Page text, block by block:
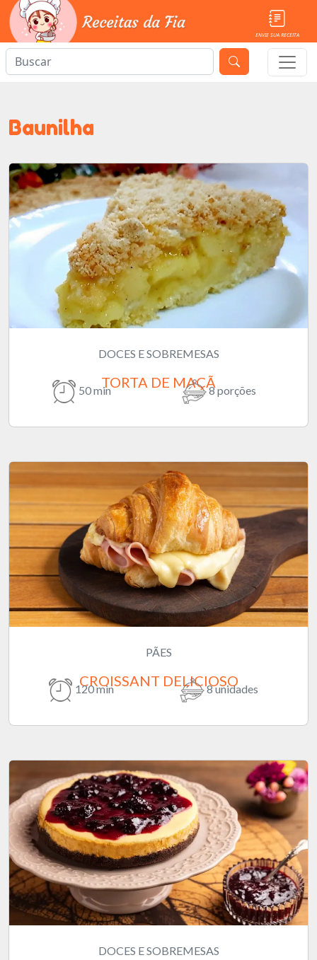
ENVIE SUA RECEITA
Baunilha
DOCES E SOBREMESAS
TORTA DE MAÇÃ
50 min 8 porções
PÃES
CROISSANT DELICIOSO
120 min 8 unidades
DOCES E SOBREMESAS